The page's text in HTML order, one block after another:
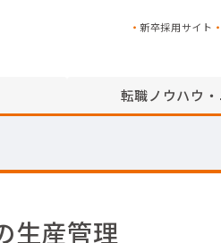
新卒採用サイト
転職ノウハウ
生産管理